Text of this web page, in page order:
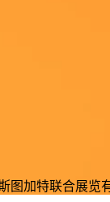
图加特联合展览